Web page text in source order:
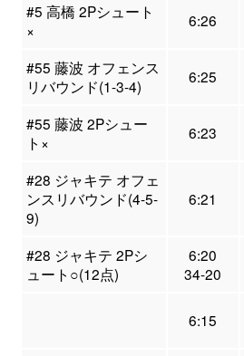
#5 高橋 2Pシュート
×
6:26
#55 藤波 オフェンス
リバウンド(1-3-4)
6:25
#55 藤波 2Pシュー
ト×
6:23
#28 ジャキテ オフェ
ンスリバウンド(4-5-
9)
6:21
#28 ジャキテ 2Pシ
ュート○(12点)
6:20
34-20
6:15